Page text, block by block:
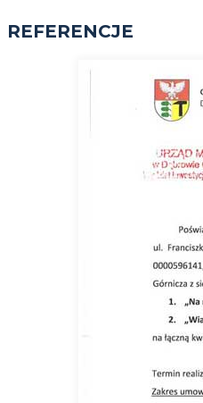
REFERENCJE